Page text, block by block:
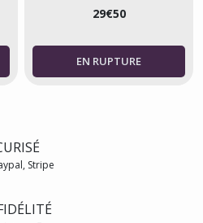
29€50
Stripe